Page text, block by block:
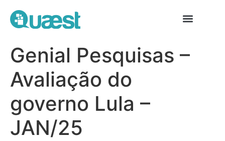
Genial Pesquisas –
Avaliação do
governo Lula –
JAN/25